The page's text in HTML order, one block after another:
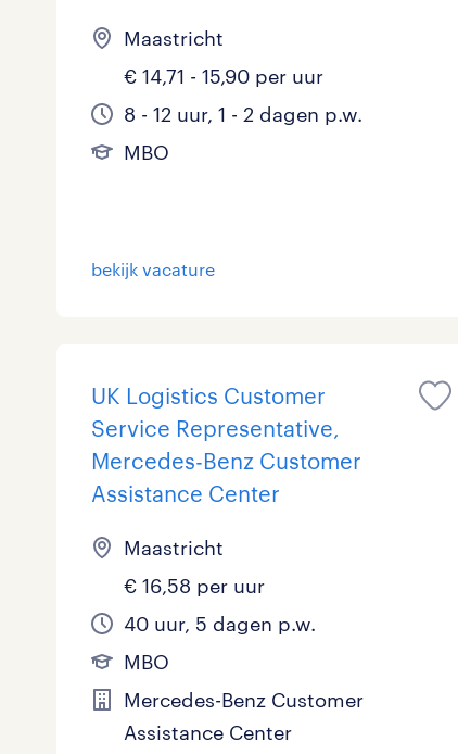
Callcenter / Contactcenter
Engineering 0
ICT
Webcare 0
toon 74 resultaten
HBO 11
MBO, HAVO, VWO 0
VMBO/MAVO
25 - 32 uur
toon 74 resultaten
Vast 3
toon 74 resultaten
Maastricht
€ 14,71 - 15,90 per uur
8 - 12 uur, 1 - 2 dagen p.w.
MBO
bekijk vacature
UK Logistics Customer
Service Representative,
Mercedes-Benz Customer
Assistance Center
Maastricht
€ 16,58 per uur
40 uur, 5 dagen p.w.
MBO
Mercedes-Benz Customer
Assistance Center